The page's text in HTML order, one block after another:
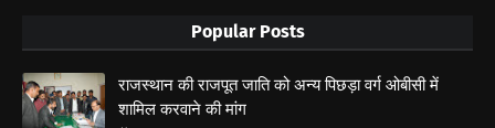
Popular Posts
राजस्थान की राजपूत जाति को अन्य पिछड़ा वर्ग ओबीसी में
शामिल करवाने की मांग